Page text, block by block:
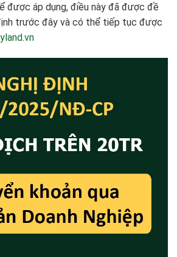
được áp dụng, điều này đã được đề
trước đây và có thể tiếp tục được